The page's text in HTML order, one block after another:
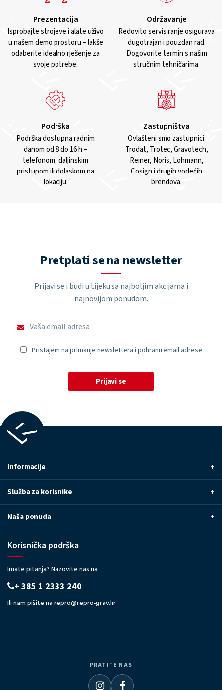
Prezentacija
Isprobajte strojeve i alate uživo
u našem demo prostoru – lakše
odaberite idealno rješenje za
svoje potrebe.
Održavanje
Redovito servisiranje osigurava
dugotrajan i pouzdan rad.
Dogovorite termin s našim
stručnim tehničarima.
Podrška
Podrška dostupna radnim
danom od 8 do 16 h –
telefonom, daljinskim
pristupom ili dolaskom na
lokaciju.
Zastupništva
Ovlašteni smo zastupnici:
Trodat, Trotec, Gravotech,
Reiner, Noris, Lohmann,
Cosign i drugih vodećih
brendova.
Pretplati se na newsletter
Prijavi se i budi u tijeku sa najboljim akcijama i
najnovijom ponudom.
Pristajem na primanje newslettera i pohranu email adrese
Prijavi se
Informacije +
Služba za korisnike +
Naša ponuda +
Korisnička podrška
Imate pitanja? Nazovite nas na
+ 385 1 2333 240
Ili nam pišite na repro@repro-grav.hr
PRATITE NAS